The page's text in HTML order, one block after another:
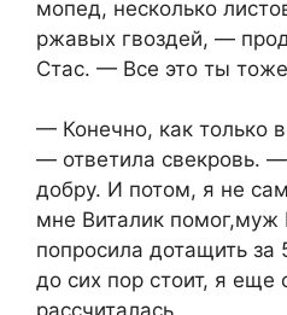
мопед, несколько
ржавых гвоздей, —
Стас. — Все это ты
— Конечно, как только
— ответила свекровь.
добру. И потом, я не
мне Виталик помог,муж
попросила дотащить за
до сих пор стоит, я еще